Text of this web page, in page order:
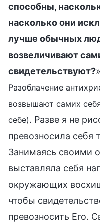
способны,
насколько они
лучше обычных
возвеличивают
свидетельствуют?»
Разоблачение
возвышают самих
себе). Разве я не
превозносила себя
Занимаясь своими
выставляла себя
окружающих
чтобы
превозносить Его.